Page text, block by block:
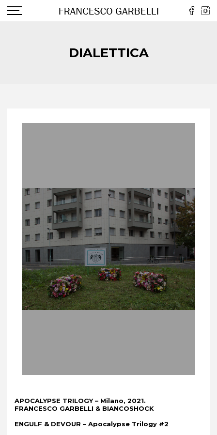
DIALETTICA
APOCALYPSE TRILOGY – Milano, 2021.
FRANCESCO GARBELLI & BIANCOSHOCK
ENGULF & DEVOUR – Apocalypse Trilogy #2